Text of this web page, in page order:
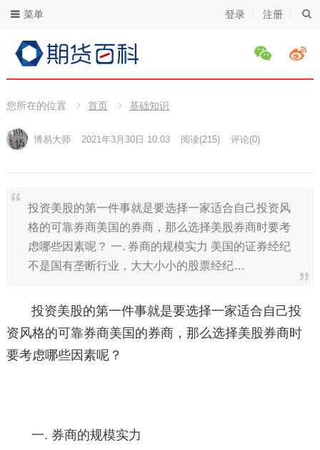
登录 注册
菜单
您所在的位置 首页 基础知识
博易大师 2021年3月30日 10:03 阅读(215) 评论(0)
投资美股的第一件事就是要选择一家适合自己投资风
格的可靠券商美国的券商，那么选择美股券商时要考
虑哪些因素呢？ 一. 券商的规模实力 美国的证券经纪
不是国有垄断行业，大大小小的股票经纪…
投资美股的第一件事就是要选择一家适合自己投
资风格的可靠券商美国的券商，那么选择美股券商时
要考虑哪些因素呢？
一. 券商的规模实力